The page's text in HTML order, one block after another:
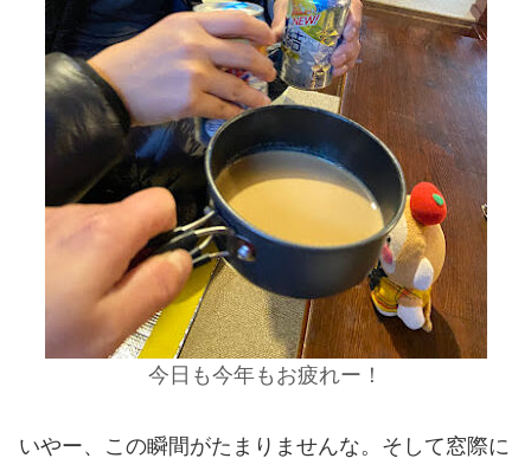
今日も今年もお疲れー！
いやー、この瞬間がたまりませんな。そして窓際に